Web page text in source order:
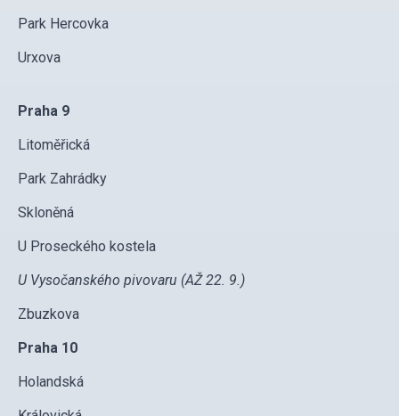
Park Hercovka
Urxova
Praha 9
Litoměřická
Park Zahrádky
Skloněná
U Proseckého kostela
U Vysočanského pivovaru (AŽ 22. 9.)
Zbuzkova
Praha 10
Holandská